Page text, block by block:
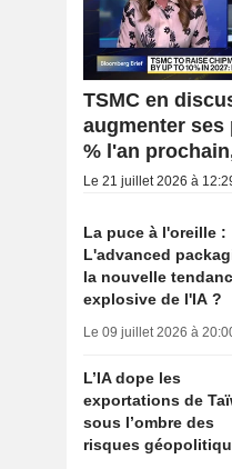
TSMC en
augmenter ses
% l'an
Le 21 juillet 2026 à
La puce à l'oreille :
L'advanced
la nouvelle
explosive de l'IA ?
Le 09 juillet 2026 à
L’IA dope les
exportations de
sous l’ombre des
risques